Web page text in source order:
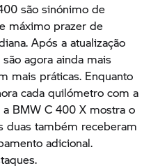
são sinónimo de
máximo prazer de
Após a atualização
agora ainda mais
mais práticas. Enquanto
cada quilómetro com a
a BMWC 400 X mostra o
duas também receberam
adicional.